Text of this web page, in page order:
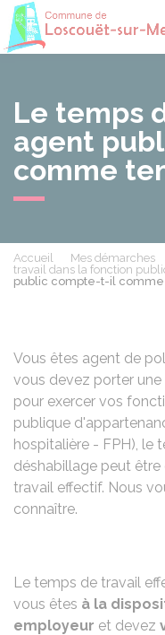
Le temps
agent
comme
Accueil Mes démarches
travail dans la fonction
public compte-t-il comme
Vous êtes agent de
vous devez porter
pour exercer vos
publique
hospitalière - FPH), le
déshabillage peut
travail effectif. Nous
connaître.
Le temps de travail
vous êtes à la
employeur et devez